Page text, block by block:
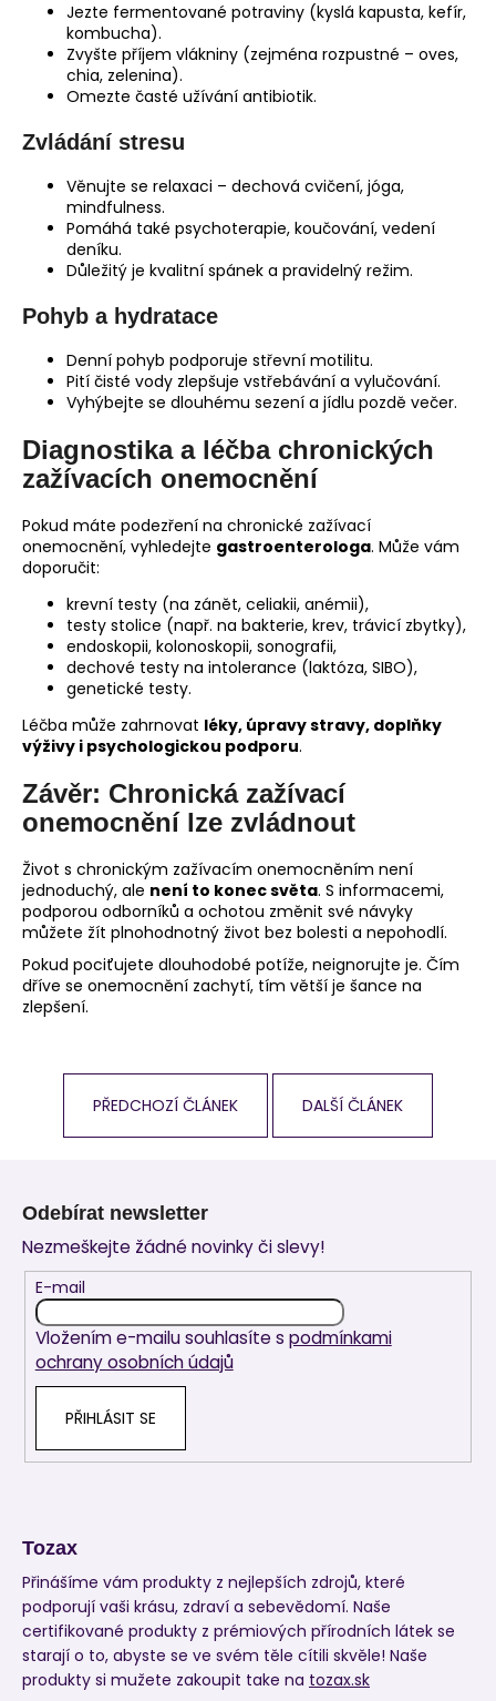
Jezte fermentované potraviny (kyslá kapusta, kefír,
kombucha).
Zvyšte příjem vlákniny (zejména rozpustné – oves,
chia, zelenina).
Omezte časté užívání antibiotik.
Zvládání stresu
Věnujte se relaxaci – dechová cvičení, jóga,
mindfulness.
Pomáhá také psychoterapie, koučování, vedení
deníku.
Důležitý je kvalitní spánek a pravidelný režim.
Pohyb a hydratace
Denní pohyb podporuje střevní motilitu.
Pití čisté vody zlepšuje vstřebávání a vylučování.
Vyhýbejte se dlouhému sezení a jídlu pozdě večer.
Diagnostika a léčba chronických
zažívacích onemocnění
Pokud máte podezření na chronické zažívací
onemocnění, vyhledejte gastroenterologa. Může vám
doporučit:
krevní testy (na zánět, celiakii, anémii),
testy stolice (např. na bakterie, krev, trávicí zbytky),
endoskopii, kolonoskopii, sonografii,
dechové testy na intolerance (laktóza, SIBO),
genetické testy.
Léčba může zahrnovat léky, úpravy stravy, doplňky
výživy i psychologickou podporu.
Závěr: Chronická zažívací
onemocnění lze zvládnout
Život s chronickým zažívacím onemocněním není
jednoduchý, ale není to konec světa. S informacemi,
podporou odborníků a ochotou změnit své návyky
můžete žít plnohodnotný život bez bolesti a nepohodlí.
Pokud pociťujete dlouhodobé potíže, neignorujte je. Čím
dříve se onemocnění zachytí, tím větší je šance na
zlepšení.
PŘEDCHOZÍ ČLÁNEK DALŠÍ ČLÁNEK
Odebírat newsletter
Nezmeškejte žádné novinky či slevy!
E-mail
Vložením e-mailu souhlasíte s podmínkami
ochrany osobních údajů
PŘIHLÁSIT SE
Tozax
Přinášíme vám produkty z nejlepších zdrojů, které
podporují vaši krásu, zdraví a sebevědomí. Naše
certifikované produkty z prémiových přírodních látek se
starají o to, abyste se ve svém těle cítili skvěle! Naše
produkty si mužete zakoupit take na tozax.sk